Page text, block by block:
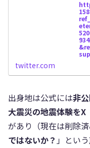
twitter.com
出身地は公式には非
大震災の地震体験を
があり（現在は削除
ではないか？ 」とい